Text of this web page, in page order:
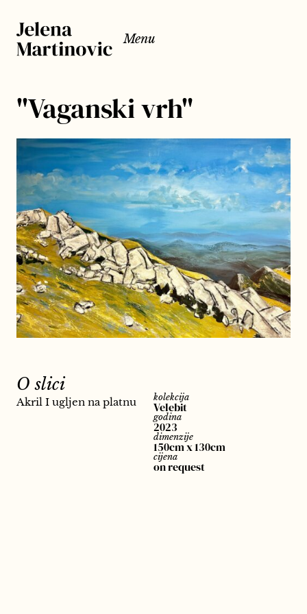
Menu
"Vaganski vrh"
O slici
Akril I ugljen na platnu kolekcija
Velebit
godina
2023
dimenzije
150cm x 130cm
cijena
on request